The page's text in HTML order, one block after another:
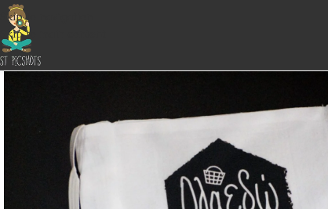
Skip to navigation
Skip to main content